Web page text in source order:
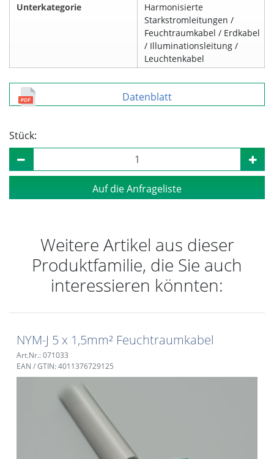
Unterkategorie
Harmonisierte
Starkstromleitungen /
Feuchtraumkabel / Erdkabel
/ Illuminationsleitung /
Leuchtenkabel
Datenblatt
Stück:
Auf die Anfrageliste
Weitere Artikel aus dieser
Produktfamilie, die Sie auch
interessieren könnten:
NYM-J 5 x 1,5mm² Feuchtraumkabel
Art.Nr.: 071033
EAN / GTIN: 4011376729125